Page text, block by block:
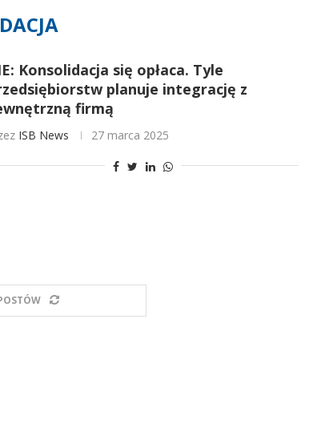
Konsolidacja się opłaca. Tyle
planuje integrację z
firmą
ISB News 27 marca 2025